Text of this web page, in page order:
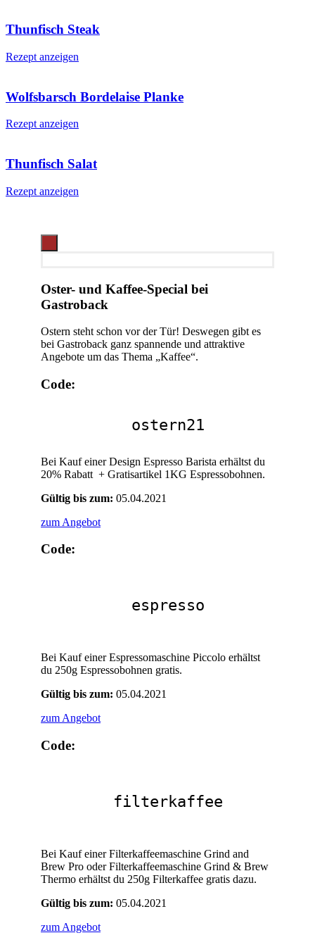
Thunfisch Steak
Rezept anzeigen
Wolfsbarsch Bordelaise Planke
Rezept anzeigen
Thunfisch Salat
Rezept anzeigen
Oster- und Kaffee-Special bei
Gastroback
Ostern steht schon vor der Tür! Deswegen gibt es
bei Gastroback ganz spannende und attraktive
Angebote um das Thema „Kaffee“.
Code:
ostern21
Bei Kauf einer Design Espresso Barista erhältst du
20% Rabatt + Gratisartikel 1KG Espressobohnen.
Gültig bis zum: 05.04.2021
zum Angebot
Code:
espresso
Bei Kauf einer Espressomaschine Piccolo erhältst
du 250g Espressobohnen gratis.
Gültig bis zum: 05.04.2021
zum Angebot
Code:
filterkaffee
Bei Kauf einer Filterkaffeemaschine Grind and
Brew Pro oder Filterkaffeemaschine Grind & Brew
Thermo erhältst du 250g Filterkaffee gratis dazu.
Gültig bis zum: 05.04.2021
zum Angebot